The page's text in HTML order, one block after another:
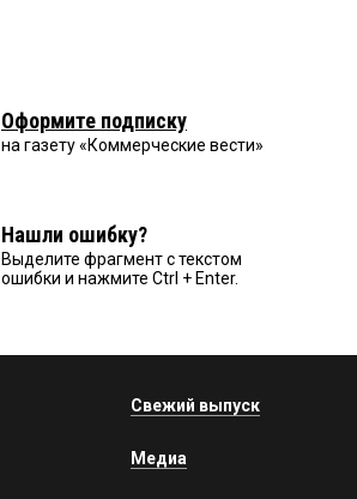
Оформите подписку
на газету «Коммерческие вести»
Нашли ошибку?
Выделите фрагмент с текстом
ошибки и нажмите Ctrl + Enter.
Свежий выпуск
Медиа